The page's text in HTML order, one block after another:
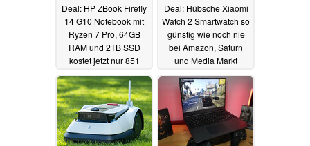
Deal: HP ZBook Firefly
14 G10 Notebook mit
Ryzen 7 Pro, 64GB
RAM und 2TB SSD
kostet jetzt nur 851
Euro10.05.2024
Deal: Hübsche Xiaomi
Watch 2 Smartwatch so
günstig wie noch nie
bei Amazon, Saturn
und Media Markt
09.05.2024